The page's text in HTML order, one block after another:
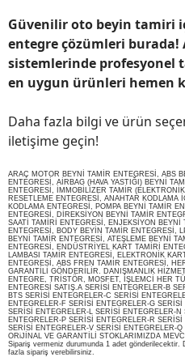
Güvenilir oto beyin tamiri
entegre çözümleri burada!
sistemlerinde profesyonel
en uygun ürünleri hemen
Daha fazla bilgi ve ürün
iletişime geçin!
ARAÇ MOTOR BEYNİ TAMİR ENTEGRESİ, ABS
ENTEGRESİ, AİRBAG (HAVA YASTIĞI) BEYNİ
ENTEGRESİ, İMMOBİLİZER TAMİR
RESETLEME ENTEGRESİ, ANAHTAR KODLAMA
KODLAMA ENTEGRESİ, POMPA BEYNİ TAMİR
ENTEGRESİ, DİREKSİYON BEYNİ TAMİR
SAATİ TAMİRİ ENTEGRESİ, ENJEKSİYON BEYNİ
ENTEGRESİ, BODY BEYİN TAMİR ENTEGRESİ,
BEYNİ TAMİR ENTEGRESİ, ATEŞLEME BEYNİ
ENTEGRESİ, ENDÜSTRİYEL KART TAMİRİ
LAMBASI TAMİR ENTEGRESİ, ELEKTRONİK
ENTEGRESİ, ABS FREN TAMİR ENTEGRESİ,
GARANTİLİ GÖNDERİLİR. DANIŞMANLIK
ENTEGRE, TRİSTÖR, MOSFET, İŞLEMCİ HER
ENTEGRESİ SATIŞ.A SERİSİ ENTEGRELER-B
BTS SERİSİ ENTEGRELER-C SERİSİ
ENTEGRELER-F SERİSİ ENTEGRELER-G
SERİSİ ENTEGRELER-L SERİSİ ENTEGRELER-N
ENTEGRELER-P SERİSİ ENTEGRELER-R
SERİSİ ENTEGRELER-V SERİSİ ENTEGRELER-
ORiJİNAL VE GARANTİLİ STOKLARIMIZDA
Sipariş vermeniz durumunda 1 adet
fazla sipariş verebilirsiniz.